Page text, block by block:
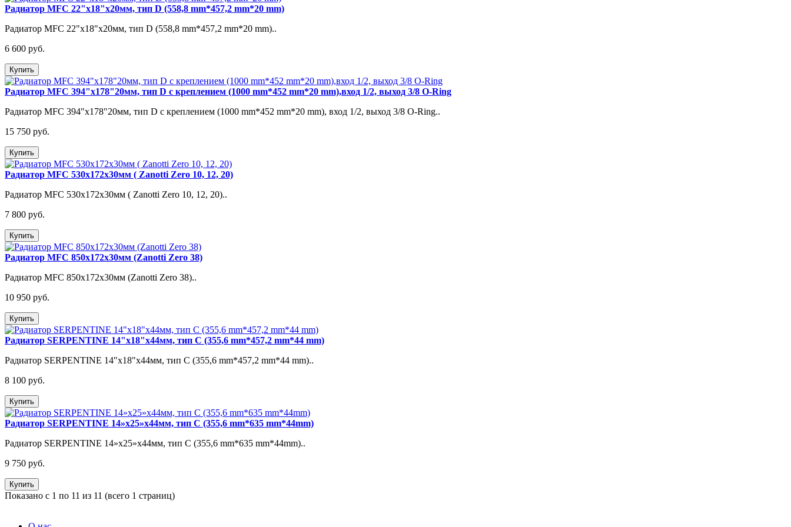
Радиатор MFC 22"х18"х20мм, тип D (558,8 mm*457,2 mm*20 mm)
Радиатор MFC 22"х18"х20мм, тип D (558,8 mm*457,2 mm*20 mm)..
6 600 руб.
Купить
Радиатор MFC 394"х178"20мм, тип D с креплением (1000 mm*452 mm*20 mm),вход 1/2, выход 3/8 O-Ring
Радиатор MFC 394"х178"20мм, тип D с креплением (1000 mm*452 mm*20 mm), вход 1/2, выход 3/8 O-Ring..
15 750 руб.
Купить
Радиатор MFC 530x172х30мм ( Zanotti Zero 10, 12, 20)
Радиатор MFC 530x172х30мм ( Zanotti Zero 10, 12, 20)..
7 800 руб.
Купить
Радиатор MFC 850x172х30мм (Zanotti Zero 38)
Радиатор MFC 850x172х30мм (Zanotti Zero 38)..
10 950 руб.
Купить
Радиатор SERPENTINE 14"x18"x44мм, тип C (355,6 mm*457,2 mm*44 mm)
Радиатор SERPENTINE 14"x18"x44мм, тип C (355,6 mm*457,2 mm*44 mm)..
8 100 руб.
Купить
Радиатор SERPENTINE 14»x25»x44мм, тип C (355,6 mm*635 mm*44mm)
Радиатор SERPENTINE 14»x25»x44мм, тип C (355,6 mm*635 mm*44mm)..
9 750 руб.
Купить
Показано с 1 по 11 из 11 (всего 1 страниц)